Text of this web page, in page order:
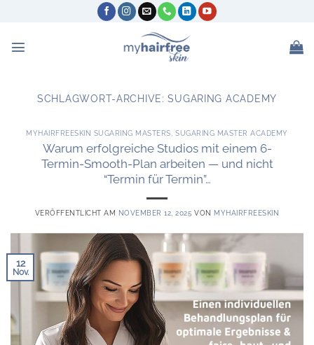
SCHLAGWORT-ARCHIVE:SUGARING ACADEMY
MYHAIRFREESKIN SUGARING MASTERS ,SUGARING MASTER ACADEMY
Warum erfolgreiche Studios mit einem 6-
Termin-Smooth-Plan arbeiten — und nicht
“Termin für Termin”…
VERÖFFENTLICHT AM NOVEMBER 12, 2025 VON MYHAIRFREESKIN
12
Nov.